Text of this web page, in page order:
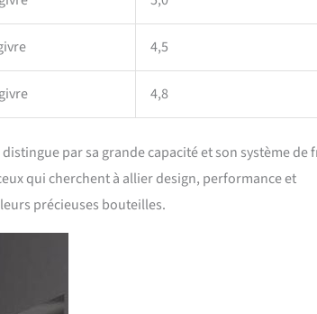
4,5
4,8
par sa grande capacité et son système de
qui cherchent à allier design, performance et
précieuses bouteilles.